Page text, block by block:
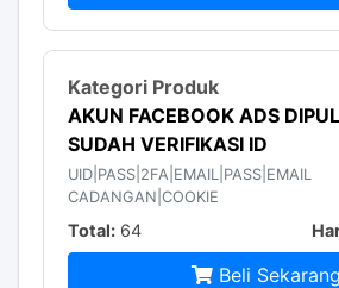
AKUN FACEBOOK ADS
SUDAH VERIFIKASI ID
UID|PASS|2FA|EMAIL|PASS|EMAIL
CADANGAN|COOKIE
Total:64
Beli Sekarang